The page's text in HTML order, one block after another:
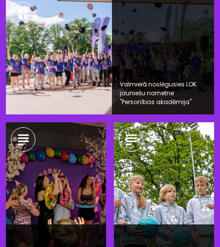
Valmierā noslēgusies LOK
jauniešu nometne
"Personības akadēmija"